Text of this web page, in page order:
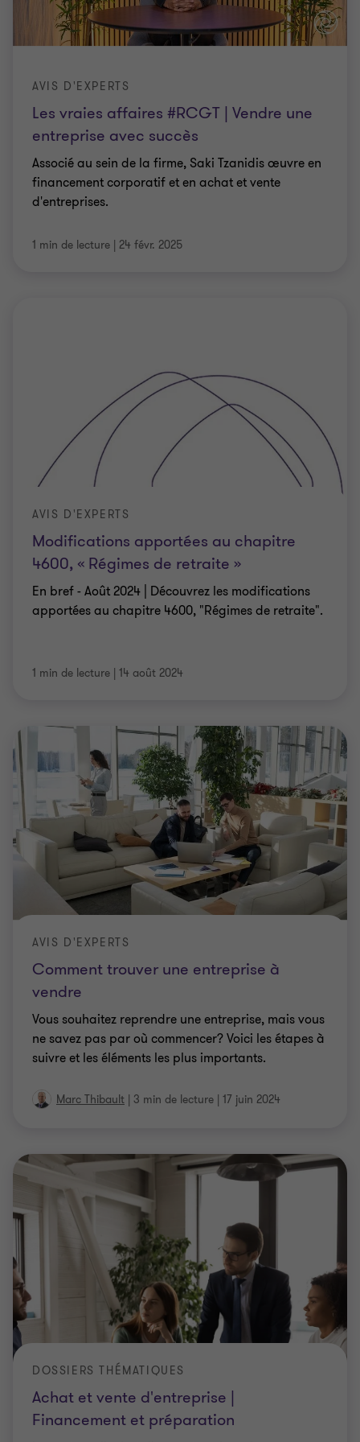
Les vraies affaires #RCGT | Vendre une
entreprise avec succès
AVIS D'EXPERTS
Associé au sein de la firme, Saki Tzanidis œuvre en
financement corporatif et en achat et vente
d'entreprises.
1 min de lecture | 24 févr. 2025
Modifications apportées au chapitre
4600, « Régimes de retraite »
AVIS D'EXPERTS
En bref - Août 2024 | Découvrez les modifications
apportées au chapitre 4600, "Régimes de retraite".
1 min de lecture | 14 août 2024
Comment trouver une entreprise à
vendre
AVIS D'EXPERTS
Vous souhaitez reprendre une entreprise, mais vous
ne savez pas par où commencer? Voici les étapes à
suivre et les éléments les plus importants.
Marc Thibault | 3 min de lecture | 17 juin 2024
Achat et vente d'entreprise |
Financement et préparation
DOSSIERS THÉMATIQUES